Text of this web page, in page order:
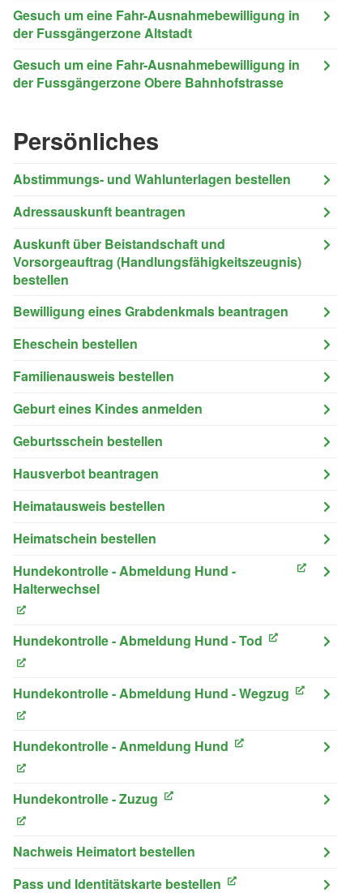
Gesuch um eine Fahr-Ausnahmebewilligung in
der Fussgängerzone Altstadt
Gesuch um eine Fahr-Ausnahmebewilligung in
der Fussgängerzone Obere Bahnhofstrasse
Persönliches
Abstimmungs- und Wahlunterlagen bestellen
Adressauskunft beantragen
Auskunft über Beistandschaft und
Vorsorgeauftrag (Handlungsfähigkeitszeugnis)
bestellen
Bewilligung eines Grabdenkmals beantragen
Eheschein bestellen
Familienausweis bestellen
Geburt eines Kindes anmelden
Geburtsschein bestellen
Hausverbot beantragen
Heimatausweis bestellen
Heimatschein bestellen
Hundekontrolle - Abmeldung Hund -
Halterwechsel
(External Link)
Hundekontrolle - Abmeldung Hund - Tod
(External Link)
Hundekontrolle - Abmeldung Hund - Wegzug
(External Link)
Hundekontrolle - Anmeldung Hund
(External Link)
Hundekontrolle - Zuzug
(External Link)
Nachweis Heimatort bestellen
Pass und Identitätskarte bestellen
(External Link)